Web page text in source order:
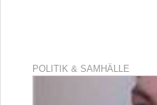
POLITIK & SAMHÄLLE